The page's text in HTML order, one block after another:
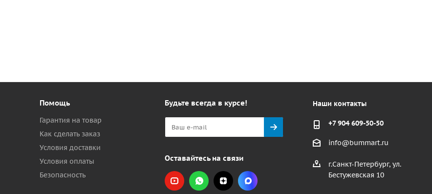
Помощь
Гарантия на товар
Как сделать заказ
Условия доставки
Условия оплаты
Безопасность
Будьте всегда в курсе!
Оставайтесь на связи
Наши контакты
+7 904 609-50-50
info@bummart.ru
г.Санкт-Петербург, ул.
Бестужевская 10